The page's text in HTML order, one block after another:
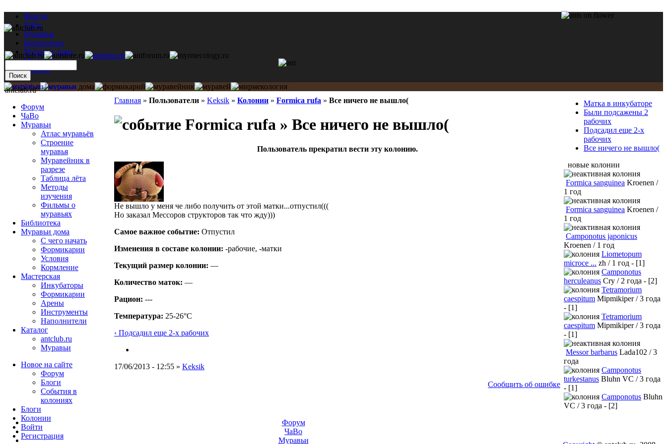
Форум
ЧаВо
Муравьи
Библиотека
Муравьи дома
Мастерская
Каталог
Главная » Пользователи » Keksik » Колонии » Formica rufa » Все ничего не вышло(
Formica rufa » Все ничего не вышло(
Пользователь прекратил вести эту колонию.
Не вышло у меня че либо получить от этой матки...отпустил(((
Но заказал Мессоров структоров так что жду)))
Самое важное событие: Отпустил
Изменения в составе кoлонии: -рабочие, -матки
Текущий размер кoлонии: —
Количество маток: —
Рацион: ---
Температура: 25-26°C
‹ Подсадил еще 2-х рабочих
17/06/2013 - 12:55 » Keksik
Сообщить об ошибке
antclub.ru
Форум
ЧаВо
Муравьи
Атлас муравьёв
Строение
муравья
Муравейник в
разрезе
Таблица лёта
Методы
изучения
Фильмы о
муравьях
Библиотека
Муравьи дома
С чего начать
Формикарии
Условия
Кормление
Мастерская
Инкубаторы
Формикарии
Арены
Инструменты
Наполнители
Каталог
antclub.ru
Муравьи
Новое на сайте
Форум
Блоги
События в
колониях
Блоги
Колонии
Войти
Peгиcтpaция
Матка в инкубаторе
Были подсажены 2
рабочих
Подсадил еще 2-х
рабочих
Все ничего не вышло(
новые колонии
Formica sanguinea Kroenen /
1 год
Formica sanguinea Kroenen /
1 год
Camponotus japonicus
Kroenen / 1 год
Liometopum
microce ... zh / 1 год - [1]
Camponotus
herculeanus Cry / 2 года - [2]
Tetramorium
caespitum Mipmikiper / 3 года
- [1]
Tetramorium
caespitum Mipmikiper / 3 года
- [1]
Messor barbarus Lada102 / 3
года
Camponotus
turkestanus Bluhn VC / 3 года
- [1]
Camponotus Bluhn
VC / 3 года - [2]
Форум
ЧаВо
Муравьи